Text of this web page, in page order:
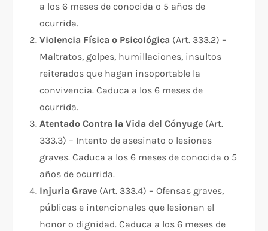
a los 6 meses de conocida o 5 años de
ocurrida.​
Violencia Física o Psicológica (Art. 333.2) –
Maltratos, golpes, humillaciones, insultos
reiterados que hagan insoportable la
convivencia. Caduca a los 6 meses de
ocurrida.​
Atentado Contra la Vida del Cónyuge (Art.
333.3) – Intento de asesinato o lesiones
graves. Caduca a los 6 meses de conocida o 5
años de ocurrida.​
Injuria Grave (Art. 333.4) – Ofensas graves,
públicas e intencionales que lesionan el
honor o dignidad. Caduca a los 6 meses de